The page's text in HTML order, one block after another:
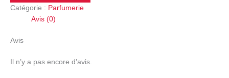
Catégorie : Parfumerie
Avis (0)
Avis
Il n’y a pas encore d’avis.